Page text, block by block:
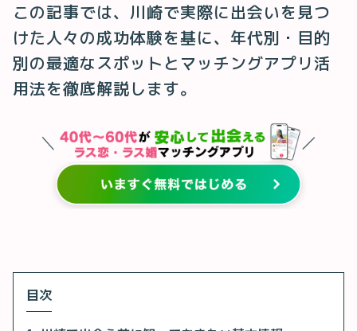
この記事では、川崎で実際に出会いを見つ
けた人々の成功体験を基に、年代別・目的
別の最適なスポットとマッチングアプリ活
用法を徹底解説します。
目次